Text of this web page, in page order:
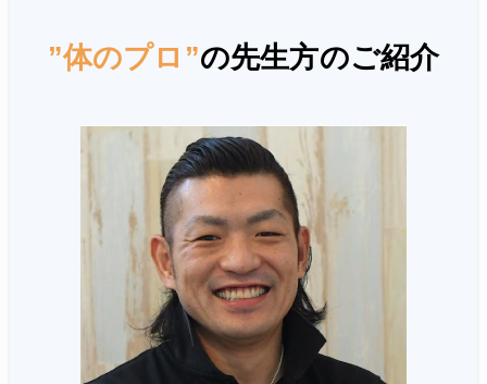
”体のプロ”の先生方のご紹介